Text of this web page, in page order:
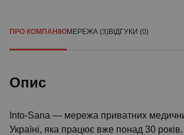
ПРО КОМПАНІЮМЕРЕЖА (3)ВІДГУКИ (0)
Опис
Into-Sana — мережа приватних
Україні, яка працює вже понад 30